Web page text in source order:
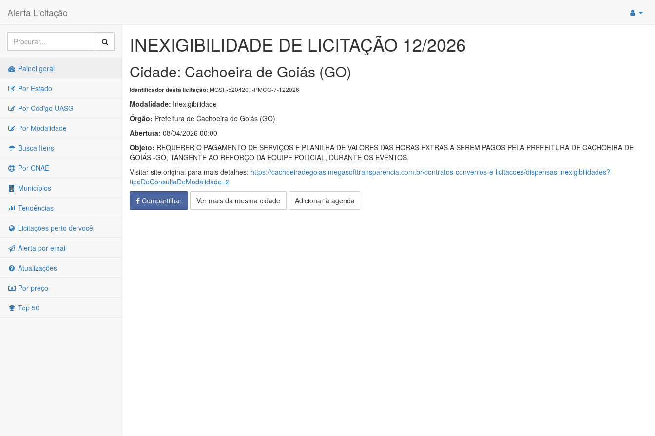
Alerta Licitação
Painel geral
Por Estado
Por Código UASG
Por Modalidade
Busca Itens
Por CNAE
Municípios
Tendências
Licitações perto de você
Alerta por email
Atualizações
Por preço
Top 50
INEXIGIBILIDADE DE LICITAÇÃO 12/2026
Cidade: Cachoeira de Goiás (GO)
Identificador desta licitação: MGSF-5204201-PMCG-7-122026
Modalidade: Inexigibilidade
Órgão: Prefeitura de Cachoeira de Goiás (GO)
Abertura: 08/04/2026 00:00
Objeto: REQUERER O PAGAMENTO DE SERVIÇOS E PLANILHA DE VALORES DAS HORAS EXTRAS A SEREM PAGOS PELA PREFEITURA DE CACHOEIRA DE
GOIÁS -GO, TANGENTE AO REFORÇO DA EQUIPE POLICIAL, DURANTE OS EVENTOS.
Visitar site original para mais detalhes: https://cachoeiradegoias.megasofttransparencia.com.br/contratos-convenios-e-licitacoes/dispensas-inexigibilidades?
tipoDeConsultaDeModalidade=2
Compartilhar
Ver mais da mesma cidade Adicionar à agenda